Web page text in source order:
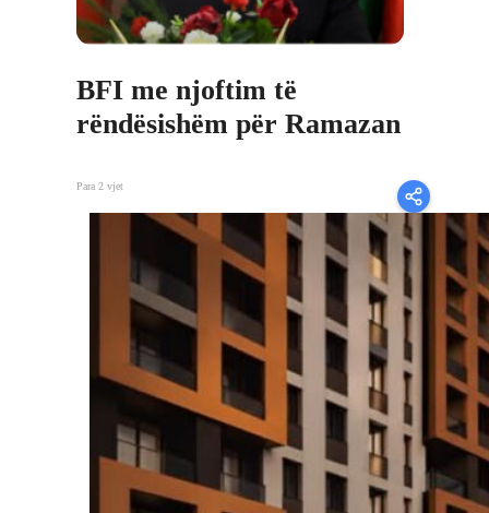
BFI me njoftim të
rëndësishëm për Ramazan
Para 2 vjet